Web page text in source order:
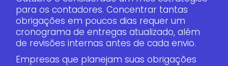
para os contadores. Concentrar tantas
obrigações em poucos dias requer um
cronograma de entregas atualizado, além
de revisões internas antes de cada envio.
Empresas que planejam suas obrigações